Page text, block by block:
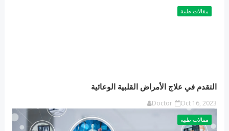
مقالات طبية
التقدم في علاج الأمراض القلبية الوعائية
Doctor Oct 16, 2023
مقالات طبية